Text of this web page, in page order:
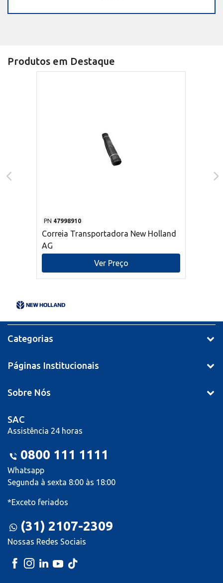
Produtos em Destaque
PN 47998910
Correia Transportadora New Holland
AG
Ver Preço
Categorias
Páginas Institucionais
Sobre Nós
SAC
Assistência 24 horas
0800 111 1111
Whatsapp
Segunda à sexta 8:00 às 18:00
*Exceto feriados
(31) 2107-2309
Nossas Redes Sociais